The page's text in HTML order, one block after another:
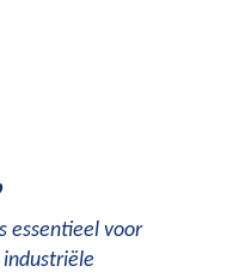
essentieel voor